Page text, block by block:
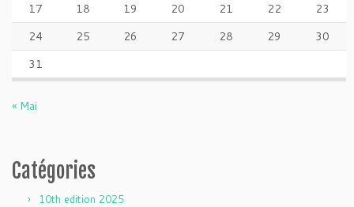
17
18 19 20 21 22
23
24
25 26 27 28 29
30
31
« Mai
Catégories
10th edition 2025